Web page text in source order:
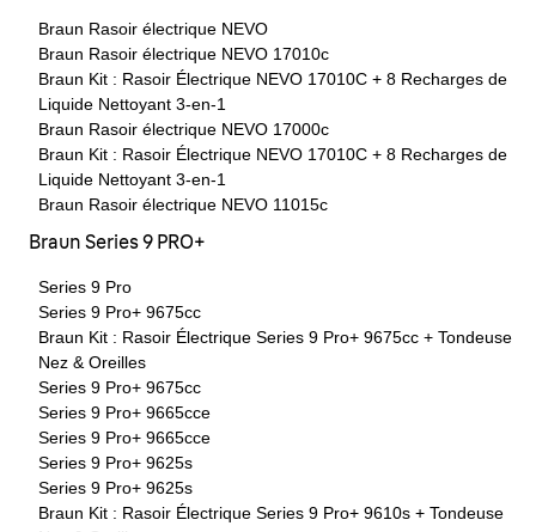
Braun Rasoir électrique NEVO
Braun Rasoir électrique NEVO 17010c
Braun Kit : Rasoir Électrique NEVO 17010C + 8 Recharges de
Liquide Nettoyant 3-en-1
Braun Rasoir électrique NEVO 17000c
Braun Kit : Rasoir Électrique NEVO 17010C + 8 Recharges de
Liquide Nettoyant 3-en-1
Braun Rasoir électrique NEVO 11015c
Braun Series 9 PRO+
Series 9 Pro
Series 9 Pro+ 9675cc
Braun Kit : Rasoir Électrique Series 9 Pro+ 9675cc + Tondeuse
Nez & Oreilles
Series 9 Pro+ 9675cc
Series 9 Pro+ 9665cce
Series 9 Pro+ 9665cce
Series 9 Pro+ 9625s
Series 9 Pro+ 9625s
Braun Kit : Rasoir Électrique Series 9 Pro+ 9610s + Tondeuse